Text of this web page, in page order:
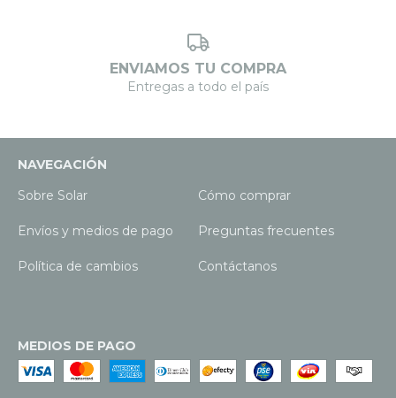
ENVIAMOS TU COMPRA
Entregas a todo el país
NAVEGACIÓN
Sobre Solar
Cómo comprar
Envíos y medios de pago Preguntas frecuentes
Política de cambios Contáctanos
MEDIOS DE PAGO